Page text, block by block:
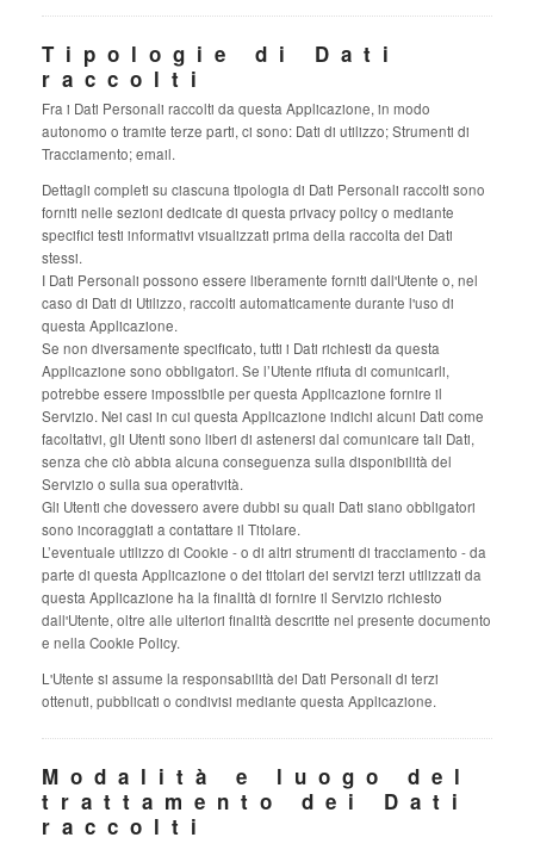
Tipologie di Dati
raccolti
Fra i Dati Personali raccolti da questa Applicazione, in modo
autonomo o tramite terze parti, ci sono: Dati di utilizzo; Strumenti di
Tracciamento; email.
Dettagli completi su ciascuna tipologia di Dati Personali raccolti sono
forniti nelle sezioni dedicate di questa privacy policy o mediante
specifici testi informativi visualizzati prima della raccolta dei Dati
stessi.
I Dati Personali possono essere liberamente forniti dall'Utente o, nel
caso di Dati di Utilizzo, raccolti automaticamente durante l'uso di
questa Applicazione.
Se non diversamente specificato, tutti i Dati richiesti da questa
Applicazione sono obbligatori. Se l’Utente rifiuta di comunicarli,
potrebbe essere impossibile per questa Applicazione fornire il
Servizio. Nei casi in cui questa Applicazione indichi alcuni Dati come
facoltativi, gli Utenti sono liberi di astenersi dal comunicare tali Dati,
senza che ciò abbia alcuna conseguenza sulla disponibilità del
Servizio o sulla sua operatività.
Gli Utenti che dovessero avere dubbi su quali Dati siano obbligatori
sono incoraggiati a contattare il Titolare.
L’eventuale utilizzo di Cookie - o di altri strumenti di tracciamento - da
parte di questa Applicazione o dei titolari dei servizi terzi utilizzati da
questa Applicazione ha la finalità di fornire il Servizio richiesto
dall'Utente, oltre alle ulteriori finalità descritte nel presente documento
e nella Cookie Policy.
L'Utente si assume la responsabilità dei Dati Personali di terzi
ottenuti, pubblicati o condivisi mediante questa Applicazione.
Modalità e luogo del
trattamento dei Dati
raccolti